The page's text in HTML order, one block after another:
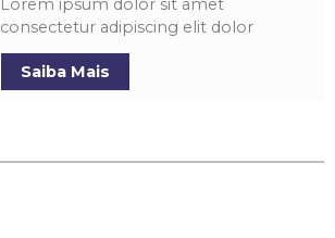
Lorem ipsum dolor sit amet
consectetur adipiscing elit dolor
Saiba Mais